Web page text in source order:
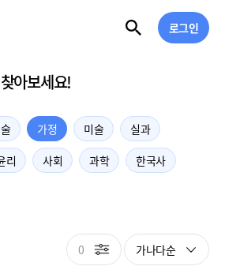
로그인
아보세요!
가정 미술
실과
리 사회 과학
한국사
0 가나다순